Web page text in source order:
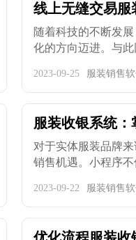
线上无缝交易服
随着科技的不断发
化的方向迈进。与
2023-09-25 服装销售
服装收银系统
对于实体服装品牌
销售机遇。小程序
2023-09-22 服装销售